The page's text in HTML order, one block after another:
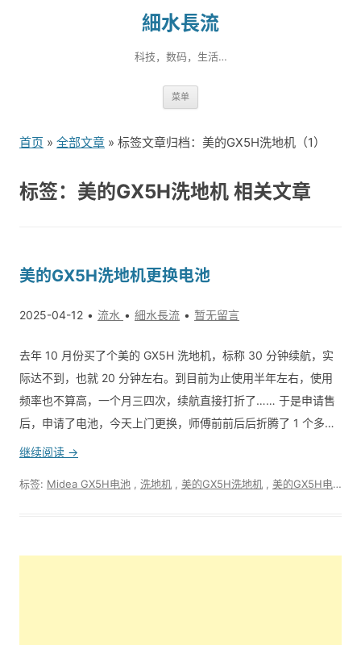
細水長流
科技，数码，生活…
菜单
到
首页 » 全部文章 » 标签文章归档：美的GX5H洗地机（1）
标签：美的GX5H洗地机 相关文章
美的GX5H洗地机更换电池
2025-04-12 流水 細水長流 暂无留言
去年 10 月份买了个美的 GX5H 洗地机，标称 30 分钟续航，实
际达不到，也就 20 分钟左右。到目前为止使用半年左右，使用
频率也不算高，一个月三四次，续航直接打折了…… 于是申请售
后，申请了电池，今天上门更换，师傅前前后后折腾了 1 个多…
继续阅读 →
标签: Midea GX5H电池 洗地机 美的GX5H洗地机 美的GX5H电池